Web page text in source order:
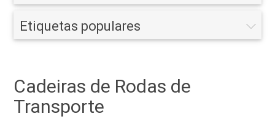
Etiquetas populares
Cadeiras de Rodas de
Transporte